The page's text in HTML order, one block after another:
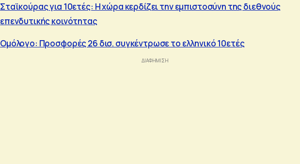
Σταϊκούρας για 10ετές: Η χώρα κερδίζει την εμπιστοσύνη της διεθνούς
επενδυτικής κοινότητας
Ομόλογο: Προσφορές 26 δισ. συγκέντρωσε το ελληνικό 10ετές